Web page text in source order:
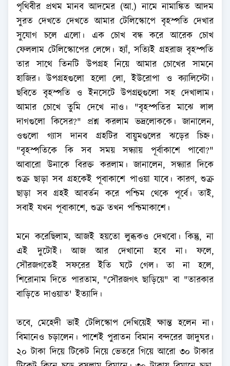
পৃথিবীর প্রথম মানব আদমের (আ.) নামে নামাঙ্কিত আদম
সুরত দেখতে দেখতে আমার টেলিস্কোপে বৃহস্পতি দেখার
সুযোগ চলে এলো। এক চোখ বন্ধ করে আরেক চোখ
ফেললাম টেলিস্কোপের লেন্সে। হ্যাঁ, সত্যিই গ্রহরাজ বৃহস্পতি
তার সাথে তিনটি উপগ্রহ নিয়ে আমার চোখের সামনে
হাজির। উপগ্রহগুলো হলো লো, ইউরোপা ও ক্যালিস্টো।
ছবিতে বৃহস্পতি ও ইনসেটে উপগ্রহুগুলো সহ দেখালাম।
আমার চোখে তুমি দেখে নাও। "বৃহস্পতির মাঝে লাল
দাগগুলো কিসের?" প্রশ্ন করলাম ভদ্রলোককে। জানালেন,
ওগুলো গ্যাস দানব গ্রহটির বায়ুমণ্ডলের ঝড়ের চিহ্ন।
"বৃহস্পতিকে কি সব সময় সন্ধ্যায় পূর্বাকাশে পাবো?"
আবারো উনাকে বিরক্ত করলাম। জানালেন, সন্ধ্যার দিকে
শুক্র ছাড়া সব গ্রহকেই পূবাকাশে পাওয়া যাবে। কারণ, শুক্র
ছাড়া সব গ্রহই আবর্তন করে পশ্চিম থেকে পূর্বে। তাই,
সবাই যখন পূবাকাশে, শুক্র তখন পশ্চিমাকাশে।
মনে করেছিলাম, আজই হয়তো লুব্ধকও দেখবো। কিন্তু, না
এই দুটোই। আজ আর দেখানো হবে না। ফলে,
সৌরজগতেই সফরের ইতি ঘটে গেল। তা না হলে,
শিরোনাম দিতে পারতাম, "সৌরজগৎ ছাড়িয়ে" বা "তারকার
বাড়িতে দাওয়াত' ইত্যাদি।
তবে, মেহেদী ভাই টেলিস্কোপ দেখিয়েই ক্ষান্ত হলেন না।
বিমানেও চড়ালেন। পাশেই পুরাতন বিমান বন্দরের জাদুঘর।
২০ টাকা দিয়ে টিকেট নিয়ে ভেতরে গিয়ে আরো ৩০ টাকার